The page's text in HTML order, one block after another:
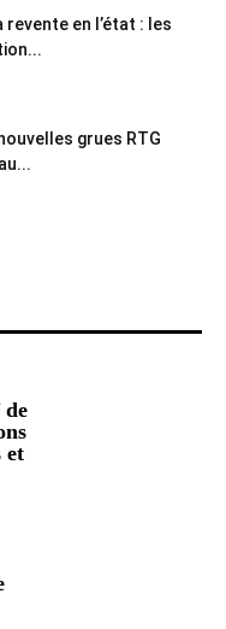
en l’état : les
grues RTG
de
et